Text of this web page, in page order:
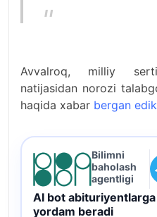
Avvalroq, milliy
natijasidan norozi
haqida xabar bergan edik
Bilimni
baholash
agentligi
AI bot
yordam beradi